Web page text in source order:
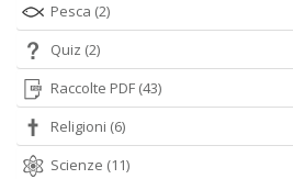
Pesca (2)
Quiz (2)
Raccolte PDF (43)
Religioni (6)
Scienze (11)